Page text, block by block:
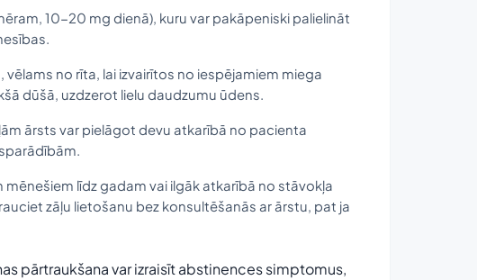
10-20 mg dienā), kuru var pakāpeniski palielināt
no rīta, lai izvairītos no iespējamiem miega
dūšā, uzdzerot lielu daudzumu ūdens.
ārsts var pielāgot devu atkarībā no pacienta
līdz gadam vai ilgāk atkarībā no stāvokļa
zāļu lietošanu bez konsultēšanās ar ārstu, pat ja
pārtraukšana var izraisīt abstinences simptomus,